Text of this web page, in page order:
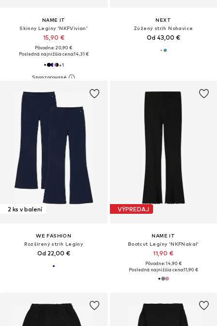
NAME IT
Skinny Legíny 'NKFVivian'
15,90 €
Pôvodne: 20,90 €
Posledná najnižšia cena:14,31 €
+1
NEXT
Zúžený strih Nohavice
Od 43,00 €
2 ks v balení
WE FASHION
Rozšírený strih Legíny
Od 22,00 €
VÝPREDAJ
NAME IT
Bootcut Legíny 'NKFNakal'
11,90 €
Pôvodne: 14,90 €
Posledná najnižšia cena:11,90 €